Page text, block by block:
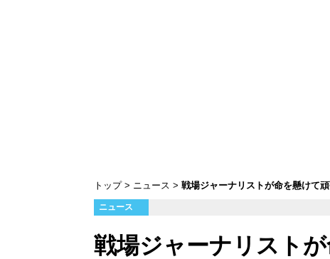
トップ ニュース 戦場ジャーナリストが命を懸けて
ニュース
戦場ジャーナリスト